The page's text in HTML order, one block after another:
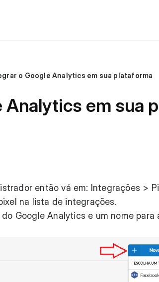
o Google Analytics em sua plataforma
em sua
então vá em: Integrações >
na lista de integrações.
Google Analytics e um nome para